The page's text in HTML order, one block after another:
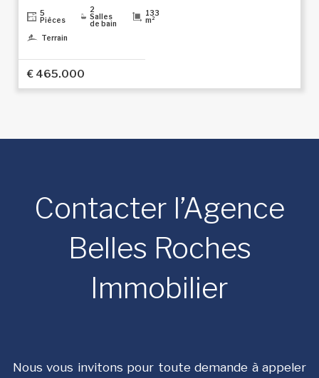
5
Pièces
2
Salles
de bain
133
m²
Terrain
€ 465.000
Contacter l’Agence
Belles Roches
Immobilier
Nous vous invitons pour toute demande à appeler